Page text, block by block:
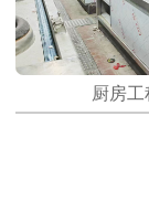
厨房工